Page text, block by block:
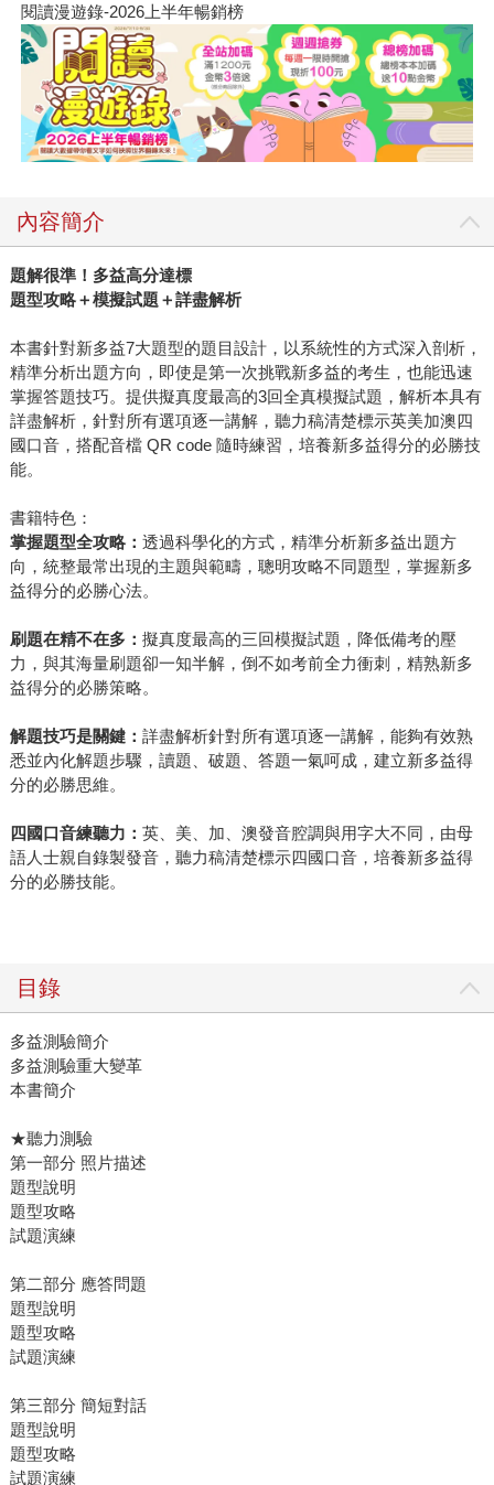
閱讀漫遊錄-2026上半年暢銷榜
內容簡介
題解很準！多益高分達標
題型攻略＋模擬試題＋詳盡解析
本書針對新多益7大題型的題目設計，以系統性的方式深入剖析，
精準分析出題方向，即使是第一次挑戰新多益的考生，也能迅速
掌握答題技巧。提供擬真度最高的3回全真模擬試題，解析本具有
詳盡解析，針對所有選項逐一講解，聽力稿清楚標示英美加澳四
國口音，搭配音檔 QR code 隨時練習，培養新多益得分的必勝技
能。
書籍特色：
掌握題型全攻略： 透過科學化的方式，精準分析新多益出題方
向，統整最常出現的主題與範疇，聰明攻略不同題型，掌握新多
益得分的必勝心法。
刷題在精不在多： 擬真度最高的三回模擬試題，降低備考的壓
力，與其海量刷題卻一知半解，倒不如考前全力衝刺，精熟新多
益得分的必勝策略。
解題技巧是關鍵： 詳盡解析針對所有選項逐一講解，能夠有效熟
悉並內化解題步驟，讀題、破題、答題一氣呵成，建立新多益得
分的必勝思維。
四國口音練聽力 ： 英、美、加、澳發音腔調與用字大不同，由母
語人士親自錄製發音，聽力稿清楚標示四國口音，培養新多益得
分的必勝技能。
目錄
多益測驗簡介
多益測驗重大變革
本書簡介
★聽力測驗
第一部分 照片描述
題型說明
題型攻略
試題演練
第二部分 應答問題
題型說明
題型攻略
試題演練
第三部分 簡短對話
題型說明
題型攻略
試題演練